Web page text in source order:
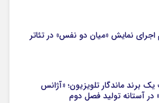
اجرای نمایش «میان دو نفس» در تئاتر
برند ماندگار تلویزیون؛ «آژانس
آستانه تولید فصل دوم